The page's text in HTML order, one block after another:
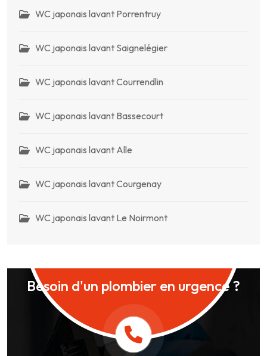
WC japonais lavant Porrentruy
WC japonais lavant Saignelégier
WC japonais lavant Courrendlin
WC japonais lavant Bassecourt
WC japonais lavant Alle
WC japonais lavant Courgenay
WC japonais lavant Le Noirmont
Besoin d'un plombier en urgence ?